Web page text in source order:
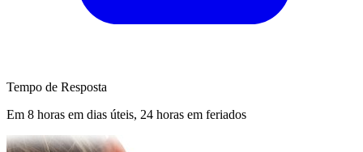
Tempo de Resposta
Em 8 horas em dias úteis, 24 horas em feriados